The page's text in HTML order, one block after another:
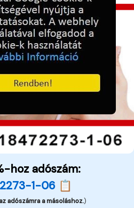
hoz adószám:
1-06 📋
adószámra a másoláshoz.)